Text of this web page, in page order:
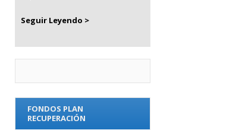
Seguir Leyendo >
FONDOS PLAN
RECUPERACIÓN